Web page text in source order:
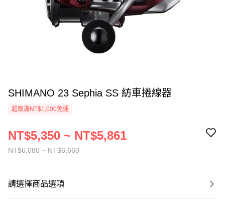
SHIMANO 23 Sephia SS 紡車捲線器
超取滿NT$1,000免運
NT$6,080 ~ NT$6,660
NT$5,350 ~ NT$5,861
請選擇商品選項